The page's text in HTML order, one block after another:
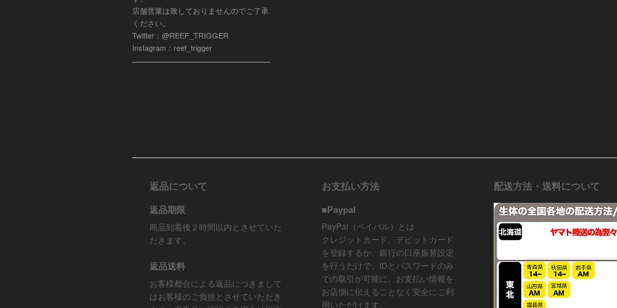
店舗営業は致しておりませんのでご了承
ください。
Twitter：@REEF_TRIGGER
Instagram：reef_trigger
返品について
返品期限
商品到着後２時間以内とさせていた
だきます。
返品送料
お客様都合による返品につきまして
はお客様のご負担とさせていただき
お支払い方法
■Paypal
PayPal（ペイパル）とは
クレジットカード、デビットカード
を登録するか、銀行の口座振替設定
を行うだけで、IDとパスワードのみ
での取引が可能に。お支払い情報を
お店側に伝えることなく安全にご利
用いただけます。
配送方法・送料について